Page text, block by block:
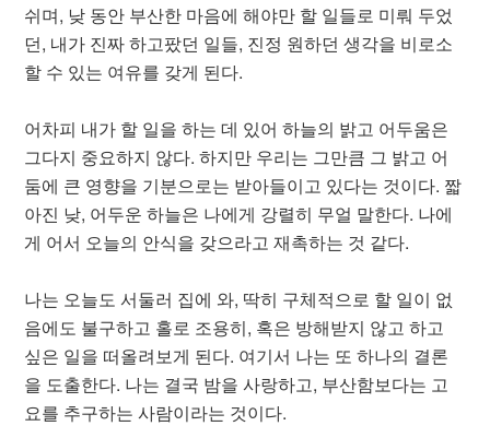
쉬며, 낮 동안 부산한 마음에 해야만 할 일들로 미뤄 두었
던, 내가 진짜 하고팠던 일들, 진정 원하던 생각을 비로소
할 수 있는 여유를 갖게 된다.
어차피 내가 할 일을 하는 데 있어 하늘의 밝고 어두움은
그다지 중요하지 않다. 하지만 우리는 그만큼 그 밝고 어
둠에 큰 영향을 기분으로는 받아들이고 있다는 것이다. 짧
아진 낮, 어두운 하늘은 나에게 강렬히 무얼 말한다. 나에
게 어서 오늘의 안식을 갖으라고 재촉하는 것 같다.
나는 오늘도 서둘러 집에 와, 딱히 구체적으로 할 일이 없
음에도 불구하고 홀로 조용히, 혹은 방해받지 않고 하고
싶은 일을 떠올려보게 된다. 여기서 나는 또 하나의 결론
을 도출한다. 나는 결국 밤을 사랑하고, 부산함보다는 고
요를 추구하는 사람이라는 것이다.